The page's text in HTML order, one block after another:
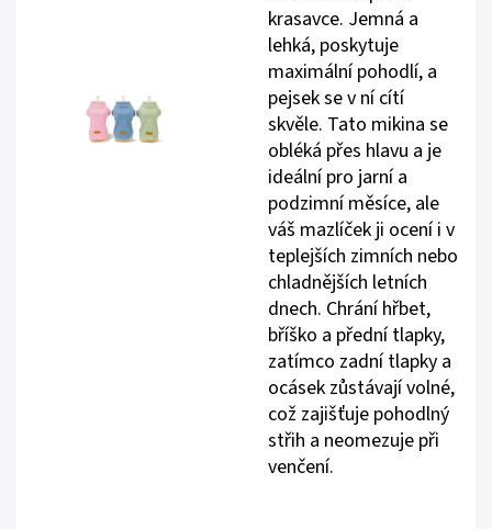
krasavce. Jemná a
lehká, poskytuje
maximální pohodlí, a
pejsek se v ní cítí
skvěle. Tato mikina se
obléká přes hlavu a je
ideální pro jarní a
podzimní měsíce, ale
váš mazlíček ji ocení i v
teplejších zimních nebo
chladnějších letních
dnech. Chrání hřbet,
bříško a přední tlapky,
zatímco zadní tlapky a
ocásek zůstávají volné,
což zajišťuje pohodlný
střih a neomezuje při
venčení.